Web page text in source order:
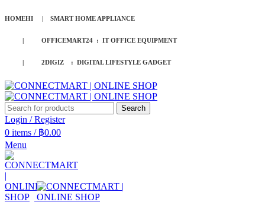
HOMEHI | SMART HOME APPLIANCE
| OFFICEMART24 : IT OFFICE EQUIPMENT
| 2DIGIZ : DIGITAL LIFESTYLE GADGET
Search
Login / Register
0 items / ฿0.00
Menu